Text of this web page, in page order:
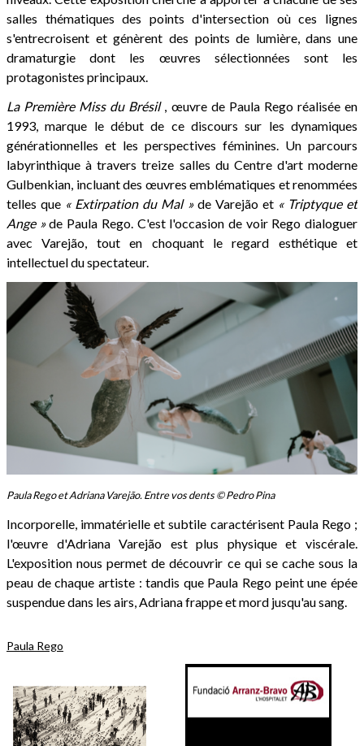
salles thématiques des points d'intersection où ces lignes
s'entrecroisent et génèrent des points de lumière, dans une
dramaturgie dont les œuvres sélectionnées sont les
protagonistes principaux.
La Première Miss du Brésil, œuvre de Paula Rego réalisée en
1993, marque le début de ce discours sur les dynamiques
générationnelles et les perspectives féminines. Un parcours
labyrinthique à travers treize salles du Centre d'art moderne
Gulbenkian, incluant des œuvres emblématiques et renommées
telles que « Extirpation du Mal »de Varejão et « Triptyque et
Ange »de Paula Rego. C'est l'occasion de voir Rego dialoguer
avec Varejão, tout en choquant le regard esthétique et
intellectuel du spectateur.
Paula Rego et Adriana Varejão. Entre vos dents © Pedro Pina
Incorporelle, immatérielle et subtile caractérisent Paula Rego ;
l'œuvre d'Adriana Varejão est plus physique et viscérale.
L'exposition nous permet de découvrir ce qui se cache sous la
peau de chaque artiste : tandis que Paula Rego peint une épée
suspendue dans les airs, Adriana frappe et mord jusqu'au sang.
Paula Rego